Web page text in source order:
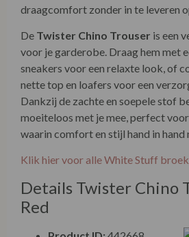
draagcomfort zonder in te leveren
De Twister Chino Trouser is een
voor je garderobe. Draag hem met
sneakers voor een relaxte look, of
nette top en loafers voor een
Dankzij de zachte en soepele stof
moeiteloos met je mee, perfect
waarin comfort en stijl hand in hand
Klik hier voor alle White Stuff
Details Twister Chino
Red